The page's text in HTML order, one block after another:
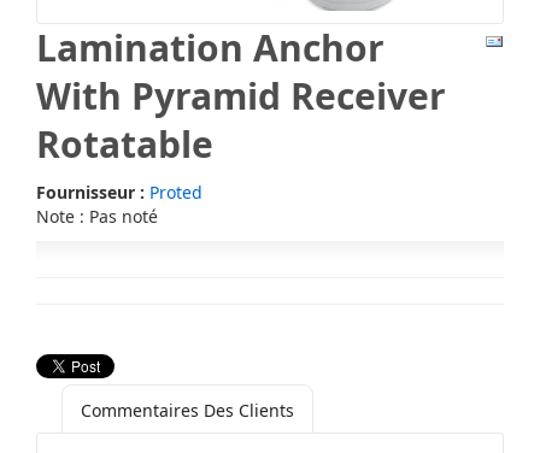
Lamination Anchor
With Pyramid Receiver
Rotatable
Fournisseur : Proted
Note : Pas noté
Commentaires Des Clients